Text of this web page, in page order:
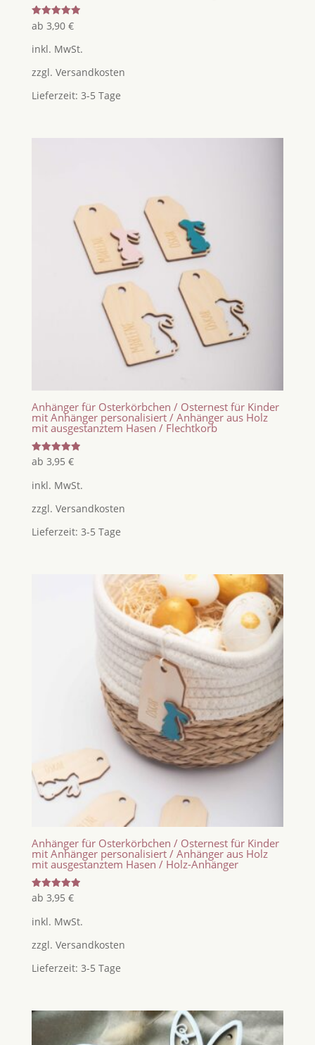
Bewertet
mit
von 5
ab 3,90 €
inkl. MwSt.
zzgl. Versandkosten
Lieferzeit: 3-5 Tage
Anhänger für Osterkörbchen / Osternest für Kinder
mit Anhänger personalisiert / Anhänger aus Holz
mit ausgestanztem Hasen / Flechtkorb
Bewertet
mit
von 5
ab 3,95 €
inkl. MwSt.
zzgl. Versandkosten
Lieferzeit: 3-5 Tage
Anhänger für Osterkörbchen / Osternest für Kinder
mit Anhänger personalisiert / Anhänger aus Holz
mit ausgestanztem Hasen / Holz-Anhänger
Bewertet
mit
von 5
ab 3,95 €
inkl. MwSt.
zzgl. Versandkosten
Lieferzeit: 3-5 Tage